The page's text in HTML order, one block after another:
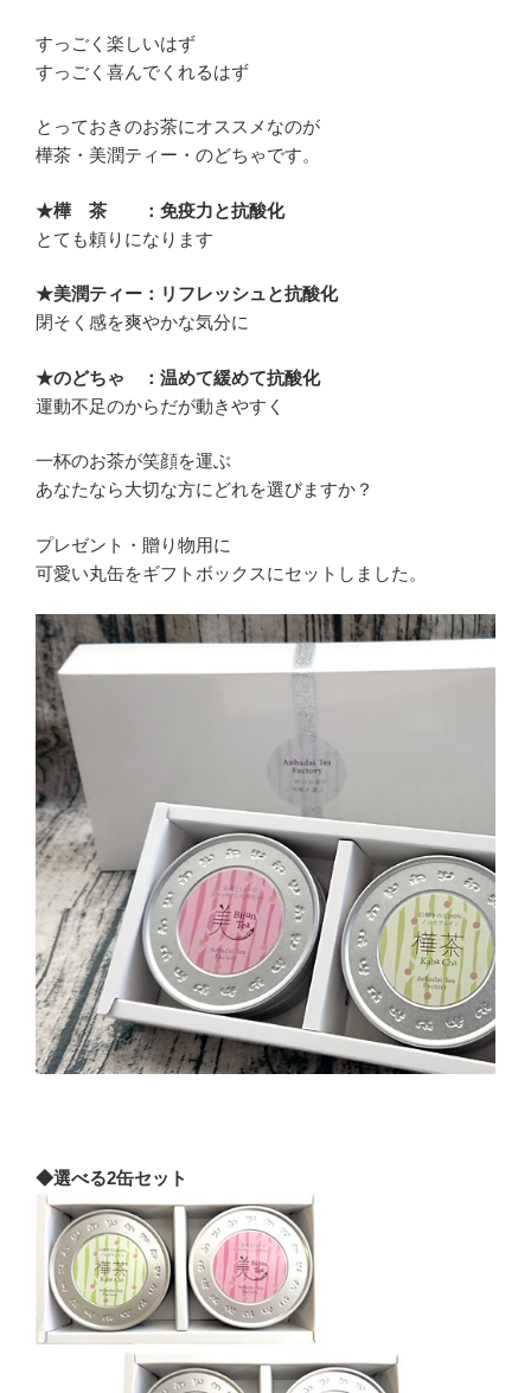
すっごく楽しいはず
すっごく喜んでくれるはず
とっておきのお茶にオススメなのが
樺茶・美潤ティー・のどちゃです。
★樺 茶 ：免疫力と抗酸化
とても頼りになります
★美潤ティー：リフレッシュと抗酸化
閉そく感を爽やかな気分に
★のどちゃ ：温めて緩めて抗酸化
運動不足のからだが動きやすく
一杯のお茶が笑顔を運ぶ
あなたなら大切な方にどれを選びますか？
プレゼント・贈り物用に
可愛い丸缶をギフトボックスにセットしました。
◆選べる2缶セット